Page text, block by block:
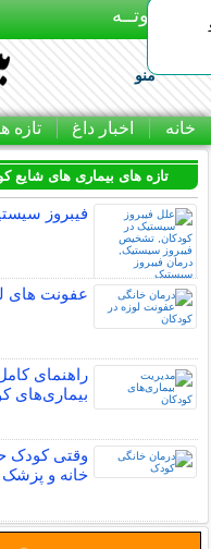
بـیتوتــه
منو
خانه اخبار داغ تازه
تازه های بیماری های شایع
فیبروز
عفونت های
راهنمای
بیماری‌های
وقتی کودک
خانه و پزشک